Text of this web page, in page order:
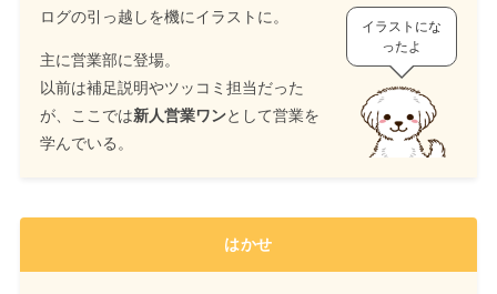
ログの引っ越しを機にイラストに。
主に営業部に登場。
以前は補足説明やツッコミ担当だった
が、ここでは新人営業ワンとして営業を
学んでいる。
イラストにな
ったよ
はかせ